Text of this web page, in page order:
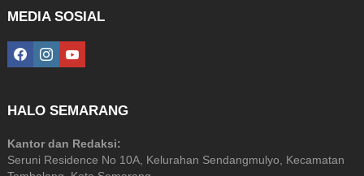
MEDIA SOSIAL
facebookinstagramyoutube
HALO SEMARANG
Kantor dan Redaksi:
Seruni Residence No 10A, Kelurahan Sendangmulyo, Kecamatan